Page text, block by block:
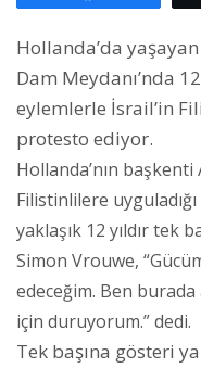
Hollanda’da
Dam Meydanı’nda
eylemlerle İsrail’in
protesto ediyor.
Hollanda’nın başkenti
Filistinlilere
yaklaşık 12 yıldır tek
Simon Vrouwe,
edeceğim. Ben
için duruyorum.” dedi.
Tek başına gösteri